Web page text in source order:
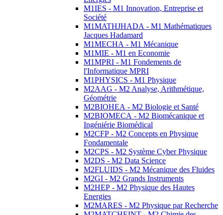
M1IES - M1 Innovation, Entreprise et
Société
M1MATHJHADA - M1 Mathématiques
Jacques Hadamard
M1MECHA - M1 Mécanique
M1MIE - M1 en Economie
M1MPRI - M1 Fondements de
l'Informatique MPRI
M1PHYSICS - M1 Physique
M2AAG - M2 Analyse, Arithmétique,
Géométrie
M2BIOHEA - M2 Biologie et Santé
M2BIOMECA - M2 Biomécanique et
Ingéniérie Biomédical
M2CFP - M2 Concepts en Physique
Fondamentale
M2CPS - M2 Système Cyber Physique
M2DS - M2 Data Science
M2FLUIDS - M2 Mécanique des Fluides
M2GI - M2 Grands Instruments
M2HEP - M2 Physique des Hautes
Energies
M2MARES - M2 Physique par Recherche